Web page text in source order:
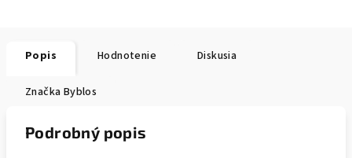
Popis Hodnotenie Diskusia
Značka Byblos
Podrobný popis